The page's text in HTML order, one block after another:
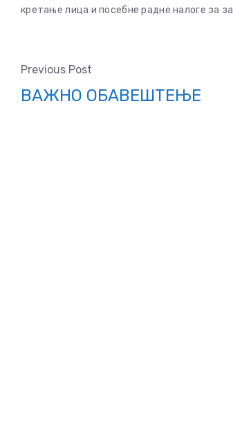
кретање лица и посебне радне налоге за
Previous Post
ВАЖНО ОБАВЕШТЕЊЕ